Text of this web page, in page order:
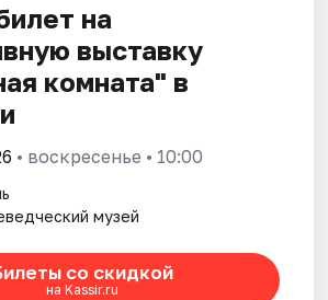
на
выставку
комната" в
• воскресенье • 10:00
музей
со скидкой
на Kassir.ru